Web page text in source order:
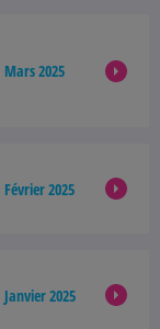
Mars 2025
Février 2025
Janvier 2025